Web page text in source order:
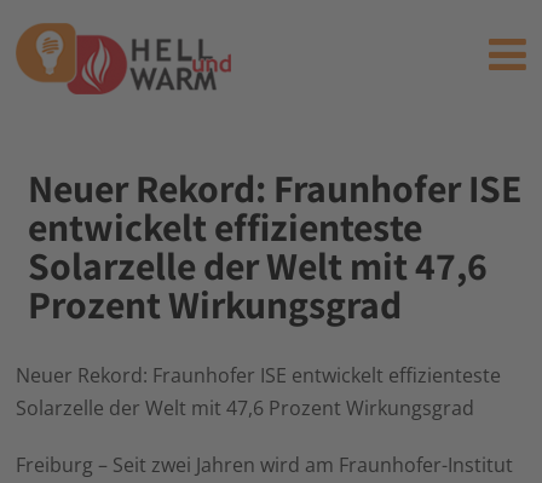
Neuer Rekord: Fraunhofer ISE
entwickelt effizienteste
Solarzelle der Welt mit 47,6
Prozent Wirkungsgrad
Neuer Rekord: Fraunhofer ISE entwickelt effizienteste
Solarzelle der Welt mit 47,6 Prozent Wirkungsgrad
Freiburg – Seit zwei Jahren wird am Fraunhofer-Institut